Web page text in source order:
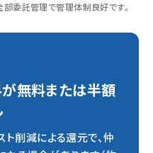
委託管理で管理体制良好です。
無料または半額
削減による還元で、仲